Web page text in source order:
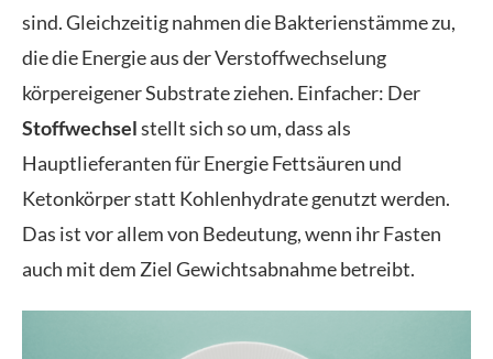
sind. Gleichzeitig nahmen die Bakterienstämme zu,
die die Energie aus der Verstoffwechselung
körpereigener Substrate ziehen. Einfacher: Der
Stoffwechselstellt sich so um, dass als
Hauptlieferanten für Energie Fettsäuren und
Ketonkörper statt Kohlenhydrate genutzt werden.
Das ist vor allem von Bedeutung, wenn ihr Fasten
auch mit dem Ziel Gewichtsabnahme betreibt.